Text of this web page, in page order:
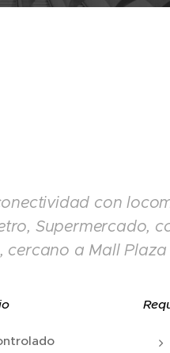
con
Supermercado,
cercano a Mall Plaza